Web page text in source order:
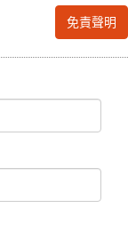
免責聲明